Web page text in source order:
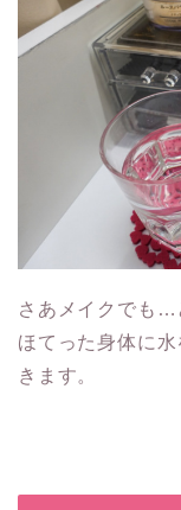
さあメイクでも…
ほてった身体に
きます。